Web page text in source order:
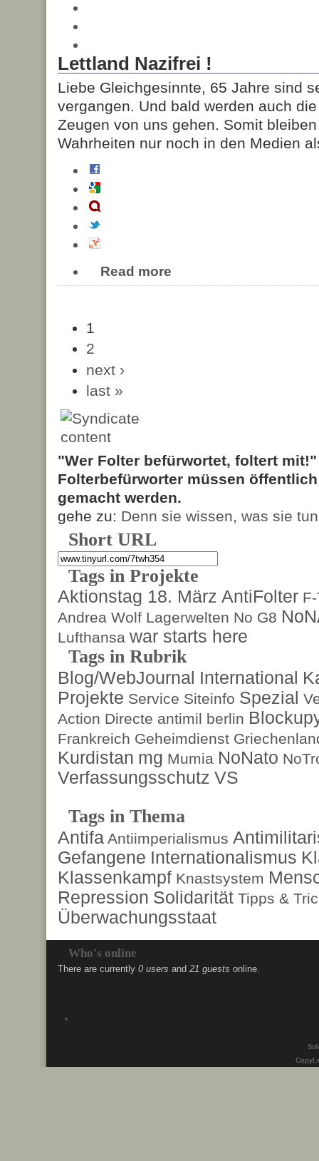
Lettland Nazifrei !
Liebe Gleichgesinnte, 65 Jahre sind
vergangen. Und bald werden auch
Zeugen von uns gehen. Somit
Wahrheiten nur noch in den Medien
Read more
1
2
next ›
last »
"Wer Folter befürwortet, foltert
Folterbefürworter müssen
gemacht werden.
gehe zu: Denn sie wissen, was sie tun
Short URL
Tags in Projekte
Aktionstag 18. März AntiFolter
Andrea Wolf Lagerwelten No G8
Lufthansa war starts here
Tags in Rubrik
Blog/WebJournal International
Projekte Service Siteinfo Spezial
Action Directe antimil berlin
Frankreich Geheimdienst
Kurdistan mg Mumia NoNato
Verfassungsschutz VS
Tags in Thema
Antifa Antiimperialismus
Gefangene Internationalismus
Klassenkampf Knastsystem
Repression Solidarität Tipps &
Überwachungsstaat
Who's online
There are currently 0 users and 21 guests online.